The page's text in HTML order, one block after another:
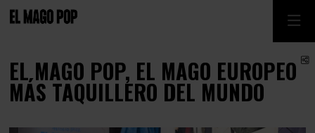
EL MAGO POP, EL MAGO EUROPEO
MÁS TAQUILLERO DEL MUNDO